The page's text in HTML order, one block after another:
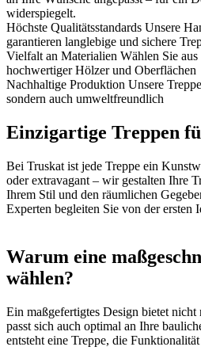
widerspiegelt.
Höchste Qualitätsstandards Unsere
garantieren langlebige und sichere
Vielfalt an Materialien Wählen Sie
hochwertiger Hölzer und Oberflächen
Nachhaltige Produktion Unsere
sondern auch umweltfreundlich
Einzigartige Treppen
Bei Truskat ist jede Treppe ein
oder extravagant – wir gestalten Ihre
Ihrem Stil und den räumlichen
Experten begleiten Sie von der ersten
Warum eine
wählen?
Ein maßgefertigtes Design bietet nicht
passt sich auch optimal an Ihre
entsteht eine Treppe, die